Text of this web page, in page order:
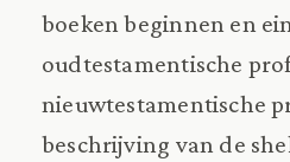
boeken beginnen en
oudtestamentische
nieuwtestamentische
beschrijving van de